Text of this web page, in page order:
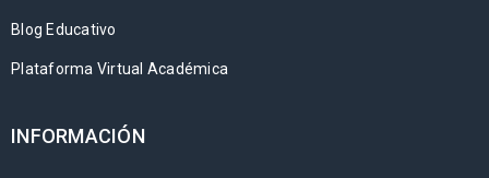
Blog Educativo
Plataforma Virtual Académica
INFORMACIÓN